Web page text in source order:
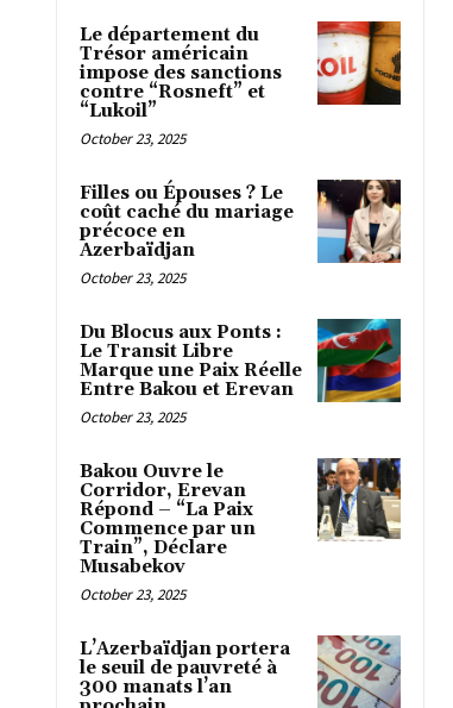
Le département du
Trésor américain
impose des sanctions
contre “Rosneft” et
“Lukoil”
October 23, 2025
Filles ou Épouses ? Le
coût caché du mariage
précoce en
Azerbaïdjan
October 23, 2025
Du Blocus aux Ponts :
Le Transit Libre
Marque une Paix Réelle
Entre Bakou et Erevan
October 23, 2025
Bakou Ouvre le
Corridor, Erevan
Répond – “La Paix
Commence par un
Train”, Déclare
Musabekov
October 23, 2025
L’Azerbaïdjan portera
le seuil de pauvreté à
300 manats l’an